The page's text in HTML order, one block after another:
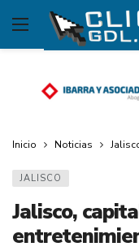
Inicio Noticias
JALISCO
Jalisco,